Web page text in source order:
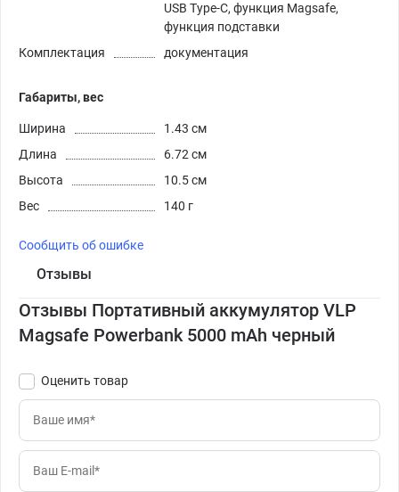
USB Type-C, функция Magsafe,
функция подставки
Комплектация
документация
Габариты, вес
Ширина
1.43 см
Длина
6.72 см
Высота
10.5 см
Вес
140 г
Сообщить об ошибке
Отзывы
Отзывы Портативный аккумулятор VLP
Magsafe Powerbank 5000 mAh черный
Оценить товар